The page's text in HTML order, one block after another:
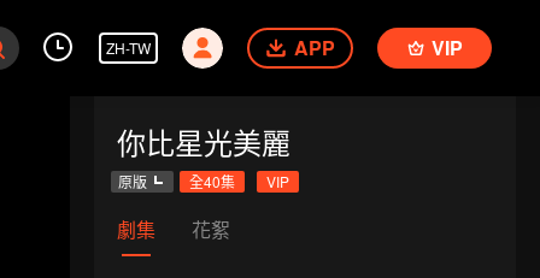
ZH-TW APP VIP
你比星光美麗
原版 全40集 VIP
劇集 花絮